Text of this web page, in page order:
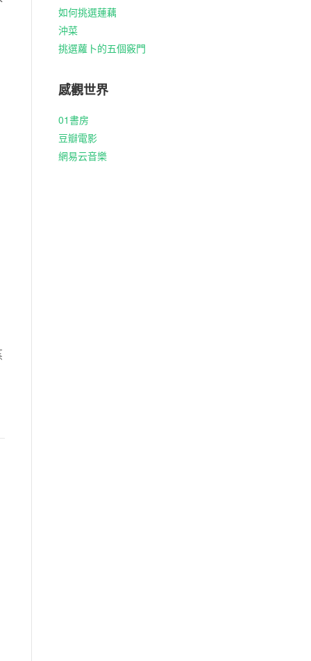
如何挑選蓮藕
沖菜
挑選蘿卜的五個竅門
感觀世界
01書房
豆瓣電影
網易云音樂